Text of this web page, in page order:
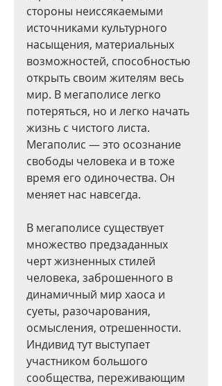
стороны неиссякаемыми
источниками культурного
насыщения, материальных
возможностей, способностью
открыть своим жителям весь
мир. В мегаполисе легко
потеряться, но и легко начать
жизнь с чистого листа.
Мегаполис — это осознание
свободы человека и в тоже
время его одиночества. Он
меняет нас навсегда.
В мегаполисе существует
множество предзаданных
черт жизненных стилей
человека, заброшенного в
динамичный мир хаоса и
суеты, разочарования,
осмысления, отрешенности.
Индивид тут выступает
участником большого
сообщества, переживающим